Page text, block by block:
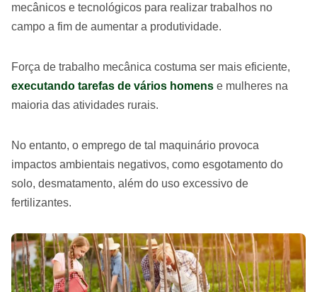
mecânicos e tecnológicos para realizar trabalhos no
campo a fim de aumentar a produtividade.
Força de trabalho mecânica costuma ser mais eficiente,
executando tarefas de vários homens e mulheres na
maioria das atividades rurais.
No entanto, o emprego de tal maquinário provoca
impactos ambientais negativos, como esgotamento do
solo, desmatamento, além do uso excessivo de
fertilizantes.